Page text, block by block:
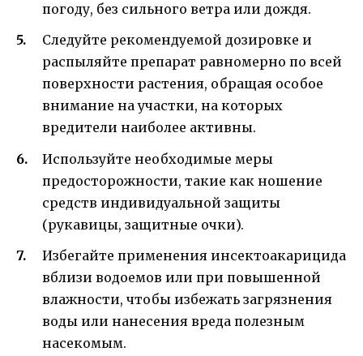
погоду, без сильного ветра или дождя.
Следуйте рекомендуемой дозировке и
распыляйте препарат равномерно по всей
поверхности растения, обращая особое
внимание на участки, на которых
вредители наиболее активны.
Используйте необходимые меры
предосторожности, такие как ношение
средств индивидуальной защиты
(рукавицы, защитные очки).
Избегайте применения инсектоакарицида
вблизи водоемов или при повышенной
влажности, чтобы избежать загрязнения
воды или нанесения вреда полезным
насекомым.